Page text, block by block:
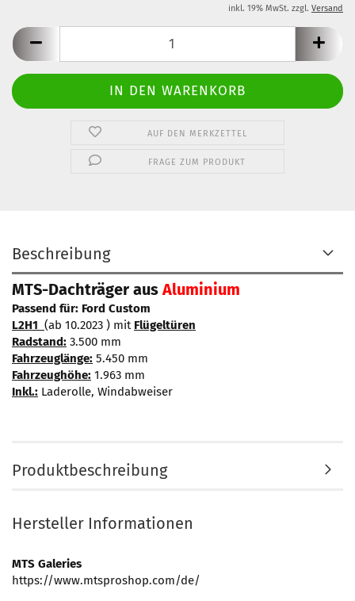
inkl. 19% MwSt. zzgl. Versand
AUF DEN MERKZETTEL
FRAGE ZUM PRODUKT
Beschreibung
MTS-Dachträger ausAluminium
Passend für: Ford Custom
L2H1 (ab 10.2023 ) mit Flügeltüren
Radstand: 3.500 mm
Fahrzeuglänge: 5.450 mm
Fahrzeughöhe: 1.963 mm
Inkl.: Laderolle, Windabweiser
Produktbeschreibung
Hersteller Informationen
MTS Galeries
https://www.mtsproshop.com/de/